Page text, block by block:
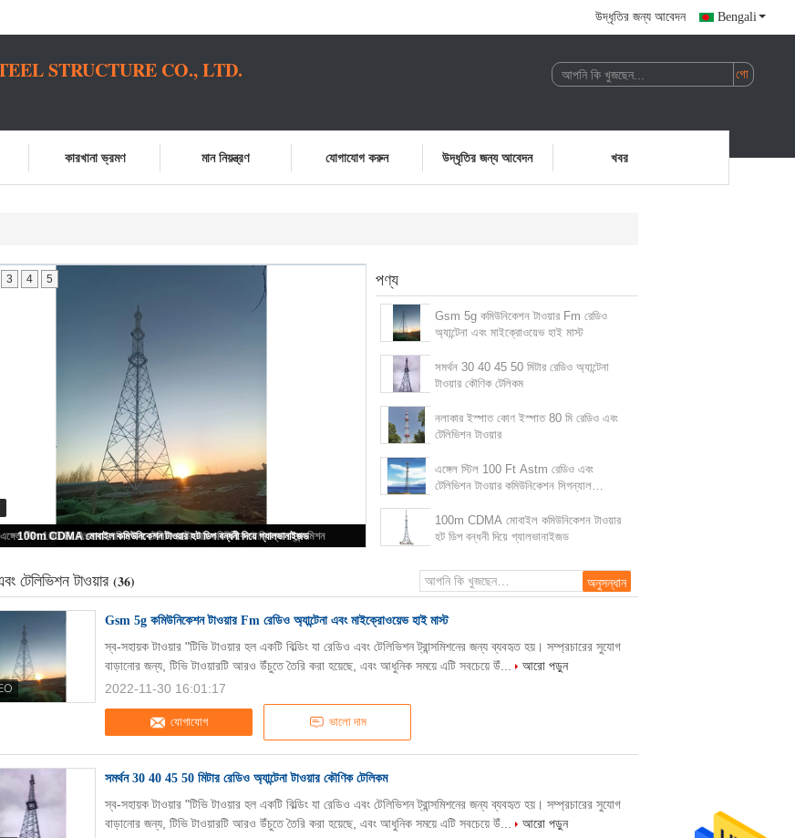
উদ্ধৃতির জন্য আবেদন Bengali
STRUCTURE CO., LTD.
কারখানা ভ্রমণ মান নিয়ন্ত্রণ যোগাযোগ করুন উদ্ধৃতির জন্য আবেদন খবর
Gsm 5g কমিউনিকেশন টাওয়ার Fm রেডিও অ্যান্টেনা এবং মাইক্রোওয়েভ হাই মাস্ট
3 4 5 পণ্য
Gsm 5g কমিউনিকেশন টাওয়ার Fm রেডিও
অ্যান্টেনা এবং মাইক্রোওয়েভ হাই মাস্ট
সমর্থন 30 40 45 50 মিটার রেডিও অ্যান্টেনা
টাওয়ার কৌণিক টেলিকম
নলাকার ইস্পাত কোণ ইস্পাত 80 মি রেডিও এবং
টেলিভিশন টাওয়ার
এঙ্গেল স্টিল 100 Ft Astm রেডিও এবং
টেলিভিশন টাওয়ার কমিউনিকেশন সিগন্যাল
100m CDMA মোবাইল কমিউনিকেশন টাওয়ার
হট ডিপ বন্ধনী দিয়ে গ্যালভানাইজড
টেলিভিশন টাওয়ার (36)
Gsm 5g কমিউনিকেশন টাওয়ার Fm রেডিও অ্যান্টেনা এবং মাইক্রোওয়েভ হাই মাস্ট
যোগাযোগ ভালো দাম
স্ব-সহায়ক টাওয়ার "টিভি টাওয়ার হল একটি বিল্ডিং যা রেডিও এবং টেলিভিশন ট্রান্সমিশনের জন্য ব্যবহৃত হয়। সম্প্রচারের সুযোগ
বাড়ানোর জন্য, টিভি টাওয়ারটি আরও উঁচুতে তৈরি করা হয়েছে, এবং আধুনিক সময়ে এটি সবচেয়ে উঁ...
আরো পড়ুন
2022-11-30 16:01:17
সমর্থন 30 40 45 50 মিটার রেডিও অ্যান্টেনা টাওয়ার কৌণিক টেলিকম
স্ব-সহায়ক টাওয়ার "টিভি টাওয়ার হল একটি বিল্ডিং যা রেডিও এবং টেলিভিশন ট্রান্সমিশনের জন্য ব্যবহৃত হয়। সম্প্রচারের সুযোগ
বাড়ানোর জন্য, টিভি টাওয়ারটি আরও উঁচুতে তৈরি করা হয়েছে, এবং আধুনিক সময়ে এটি সবচেয়ে উঁ...
আরো পড়ুন